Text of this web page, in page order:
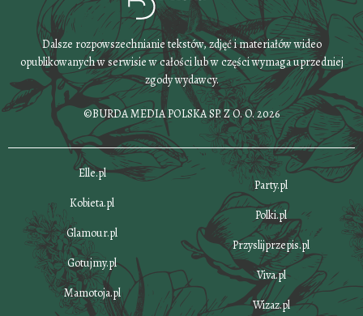
Dalsze rozpowszechnianie tekstów, zdjęć i materiałów wideo
opublikowanych w serwisie w całości lub w części wymaga uprzedniej
zgody wydawcy.
©BURDA MEDIA POLSKA SP. Z O. O. 2026
Elle.pl
Kobieta.pl
Glamour.pl
Gotujmy.pl
Mamotoja.pl
Party.pl
Polki.pl
Przyslijprzepis.pl
Viva.pl
Wizaz.pl